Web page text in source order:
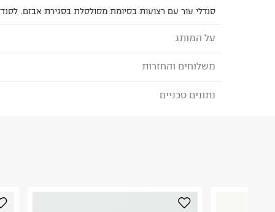
סנדלי עור עם רצועות בסיומת מסולסלת בסגירת אבזם.
על המותג
Saltwater סנדלי
הסנדלים מיוצרים מעור טבעי ועמיד למים, ובעלי
משלוחים והחזרות
לבחירת בשיטת המשלוח המתאימה לכם,
נתונים טכניים